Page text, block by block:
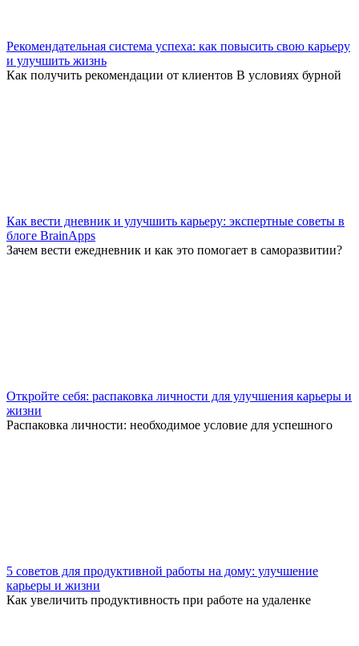
Рекомендательная система успеха: как повысить свою карьеру
и улучшить жизнь
Как получить рекомендации от клиентов В условиях бурной
Как вести дневник и улучшить карьеру: экспертные советы в
блоге BrainApps
Зачем вести ежедневник и как это помогает в саморазвитии?
Откройте себя: распаковка личности для улучшения карьеры и
жизни
Распаковка личности: необходимое условие для успешного
5 советов для продуктивной работы на дому: улучшение
карьеры и жизни
Как увеличить продуктивность при работе на удаленке